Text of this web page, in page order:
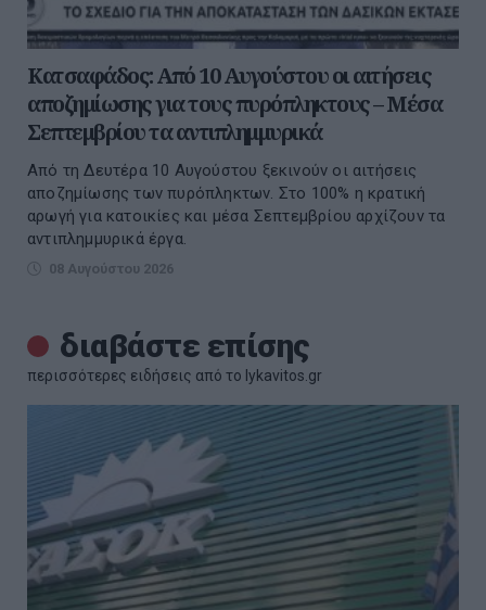
Κατσαφάδος: Από 10 Αυγούστου οι αιτήσεις
αποζημίωσης για τους πυρόπληκτους – Μέσα
Σεπτεμβρίου τα αντιπλημμυρικά
Από τη Δευτέρα 10 Αυγούστου ξεκινούν οι αιτήσεις
αποζημίωσης των πυρόπληκτων. Στο 100% η κρατική
αρωγή για κατοικίες και μέσα Σεπτεμβρίου αρχίζουν τα
αντιπλημμυρικά έργα.
08 Αυγούστου 2026
διαβάστε επίσης
περισσότερες ειδήσεις από το lykavitos.gr